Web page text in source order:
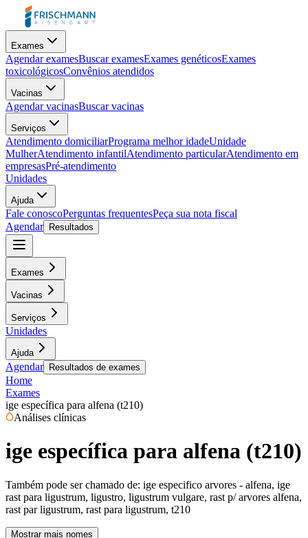
Exames
Agendar examesBuscar examesExames genéticosExames
toxicológicosConvênios atendidos
Vacinas
Agendar vacinasBuscar vacinas
Serviços
Atendimento domiciliarPrograma melhor idadeUnidade
MulherAtendimento infantilAtendimento particularAtendimento em
empresasPré-atendimento
Unidades
Ajuda
Fale conoscoPerguntas frequentesPeça sua nota fiscal
Agendar
Resultados
Exames
Vacinas
Serviços
Unidades
Ajuda
Agendar Resultados de exames
Home
Exames
ige específica para alfena (t210)
Análises clínicas
ige específica para alfena (t210)
Também pode ser chamado de: ige especifico arvores - alfena, ige
rast para ligustrum, ligustro, ligustrum vulgare, rast p/ arvores alfena,
rast par ligustrum, rast para ligustrum, t210
Mostrar mais nomes